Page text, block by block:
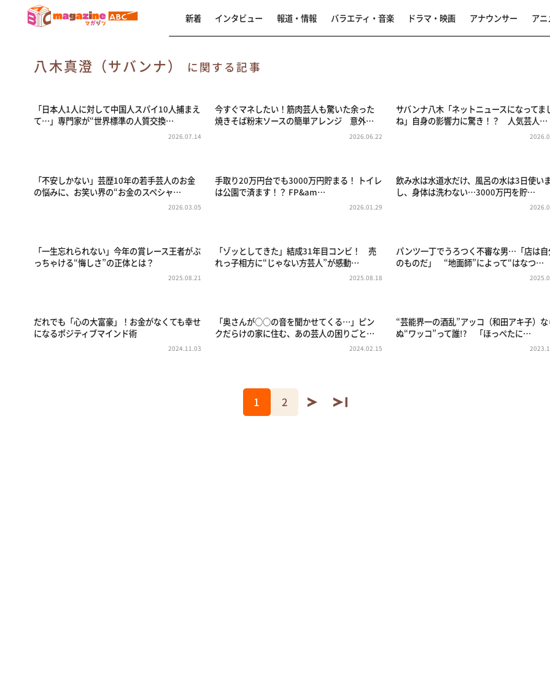
新着 インタビュー 報道・情報 バラエティ・音楽 ドラマ・映画 アナウンサー アニ
八木真澄（サバンナ） に関する記事
「日本人1人に対して中国人スパイ10人捕まえ
て…」専門家が“世界標準の人質交換…
2026.07.14
今すぐマネしたい！筋肉芸人も驚いた余った
焼きそば粉末ソースの簡単アレンジ 意外…
2026.06.22
サバンナ八木「ネットニュースになってま
ね」自身の影響力に驚き！？ 人気芸人…
「不安しかない」芸歴10年の若手芸人のお金
の悩みに、お笑い界の“お金のスペシャ…
2026.03.05
手取り20万円台でも3000万円貯まる！ トイレ
は公園で済ます！？ FP&am…
2026.01.29
飲み水は水道水だけ、風呂の水は3日使い
し、身体は洗わない…3000万円を貯…
「一生忘れられない」今年の賞レース王者がぶ
っちゃける“悔しさ”の正体とは？
2025.08.21
「ゾッとしてきた」結成31年目コンビ！ 売
れっ子相方に“じゃない⽅芸人”が感動…
2025.08.18
パンツ一丁でうろつく不審な男…「店は自
のものだ」 “地面師”によって“はなつ…
だれでも「心の大富豪」！お金がなくても幸せ
になるポジティブマインド術
2024.11.03
「奥さんが○○の音を聞かせてくる…」ピン
クだらけの家に住む、あの芸人の困りごと…
2024.02.15
“芸能界一の酒乱”アッコ（和田アキ子）な
ぬ“ワッコ”って誰!? 「ほっぺたに…
1 2